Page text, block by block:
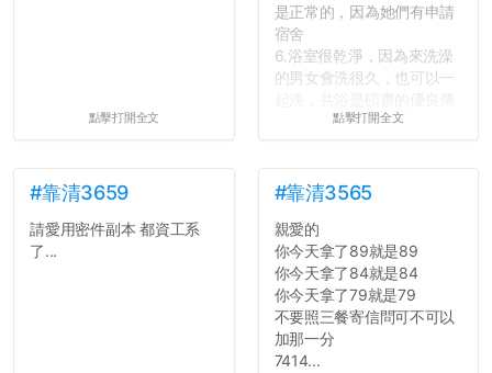
點擊打開全文
是正常的，因為她們有申請
宿舍
6.浴室很乾淨，因為來洗澡
的男女會洗很久，也可以一
舍房間，都歡迎留言讓我知
道...
點擊打開全文
#靠清3659
請愛用密件副本 都資工系
了...
#靠清3565
親愛的
你今天拿了89就是89
你今天拿了84就是84
你今天拿了79就是79
不要照三餐寄信問可不可以
加那一分
7414...